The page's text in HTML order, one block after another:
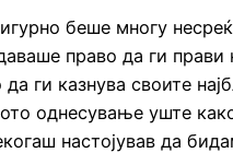
беше многу
право да ги прави
ги казнува своите
однесување уште
настојував да